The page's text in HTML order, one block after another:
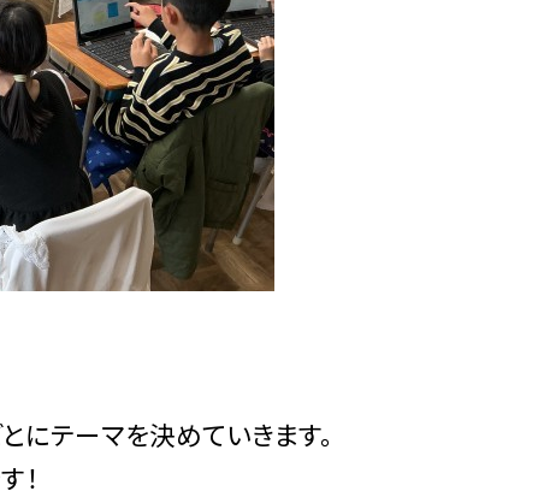
にテーマを決めていきます。
！